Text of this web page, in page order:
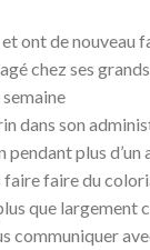
et ont de nouveau
chez ses
dans son
plus
faire faire du
que largement
communiquer